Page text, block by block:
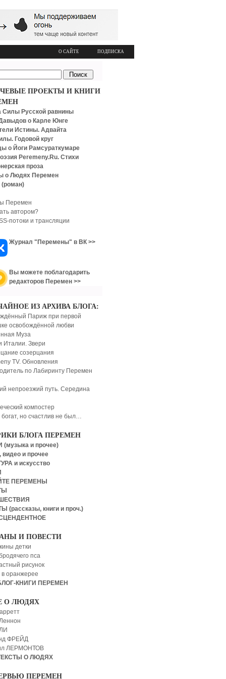
О САЙТЕ ПОДПИСКА
ПРОЕКТЫ И КНИГИ
Силы Русской равнины
о Карле Юнге
Истины. Адвайта
Годовой круг
о Йоги Рамсураткумаре
Peremeny.Ru. Стихи
проза
о Людях Перемен
(роман)
Перемен
автором?
потоки и трансляции
Журнал "Перемены" в ВК >>
Вы можете поблагодарить
редакторов Перемен >>
ИЗ АРХИВА БЛОГА:
Париж при первой
освобождённой любви
Муза
Италии. Звери
созерцания
TV. Обновления
по Лабиринту Перемен
непроезжий путь. Середина
компостер
но счастлив не был…
БЛОГА ПЕРЕМЕН
(музыка и прочее)
и прочее
и искусство
ПЕРЕМЕНЫ
(рассказы, книги и проч.)
И ПОВЕСТИ
детки
пса
рисунок
в оранжерее
КНИГИ ПЕРЕМЕН
О ЛЮДЯХ
ФРЕЙД
ЛЕРМОНТОВ
О ЛЮДЯХ
ПЕРЕМЕН